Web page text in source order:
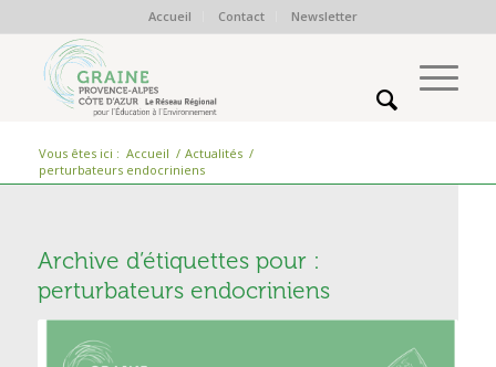
Accueil Contact Newsletter
Vous êtes ici : Accueil / Actualités /
perturbateurs endocriniens
Archive d’étiquettes pour :
perturbateurs endocriniens